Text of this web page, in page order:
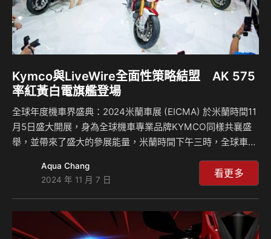
Kymco與LiveWire全面性策略結盟 AK 575
率紅黃白電旗艦登場
全球年度機車界盛典：2024米蘭車展 (EICMA) 於米蘭時間11
月5日盛大開展，身為全球機車專業品牌KYMCO同樣共襄盛
舉，並帶來了盛大的參展能量，米蘭時間下午三時，全球車迷
引大批國際媒體造訪KYMCO面積高達950平方米的攤位、人
滿爆棚，KYMCO展前宣布將與哈雷機車旗下純電品牌
LiveWire宣布重大消息終於揭曉 ，KYMCO將與 LiveWire共
同為二輪市場帶來全球性的創新移動解決方案：KYMCO 全新
革命性電動重機街跑RevoNEX搭載哈雷LiveWire S2電動重機
Aqua Chang
2024 年 11 月 7 日
看更多